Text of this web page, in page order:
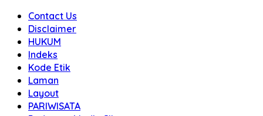
Contact Us
Disclaimer
HUKUM
Indeks
Kode Etik
Laman
Layout
PARIWISATA